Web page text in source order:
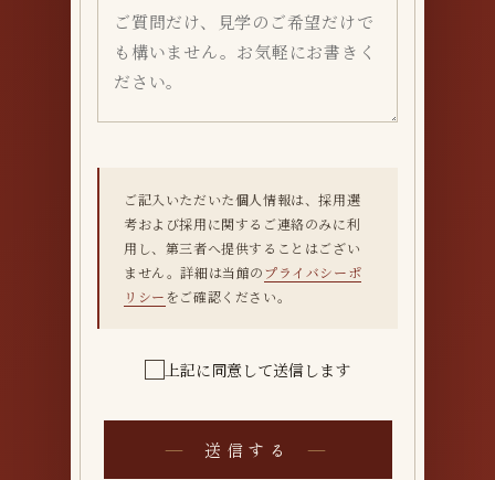
ご記入いただいた個人情報は、採用選
考および採用に関するご連絡のみに利
用し、第三者へ提供することはござい
ません。詳細は当館のプライバシーポ
リシーをご確認ください。
上記に同意して送信します
送信する